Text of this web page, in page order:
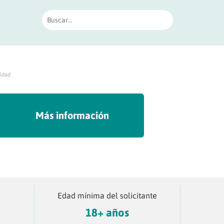
Más información
Edad mínima del solicitante
18+ años